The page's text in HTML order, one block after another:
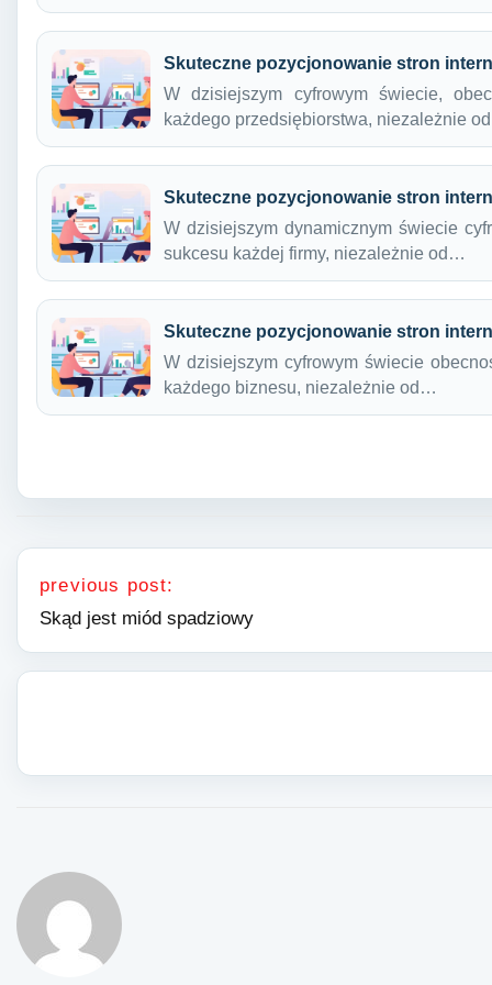
Skuteczne pozycjonowanie stron
W dzisiejszym cyfrowym świecie,
każdego przedsiębiorstwa, niezależnie
Skuteczne pozycjonowanie stron
W dzisiejszym dynamicznym świecie
sukcesu każdej firmy, niezależnie od…
Skuteczne pozycjonowanie stron
W dzisiejszym cyfrowym świecie
każdego biznesu, niezależnie od…
Nawigacja wpisu
previous post:
Skąd jest miód spadziowy